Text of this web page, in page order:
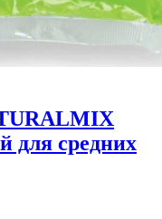
для средних